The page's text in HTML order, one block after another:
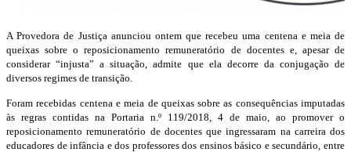
A Provedora de Justiça anunciou ontem que recebeu uma centena e meia de
queixas sobre o reposicionamento remuneratório de docentes e, apesar de
considerar “injusta” a situação, admite que ela decorre da conjugação de
diversos regimes de transição.
Foram recebidas centena e meia de queixas sobre as consequências imputadas
às regras contidas na Portaria n.º 119/2018, 4 de maio, ao promover o
reposicionamento remuneratório de docentes que ingressaram na carreira dos
educadores de infância e dos professores dos ensinos básico e secundário, entre